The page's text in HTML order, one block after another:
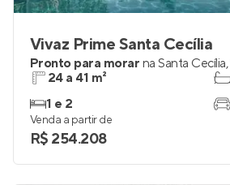
Vivaz Prime Santa Cecília
Pronto para morar na Santa Cecília,
24 a 41 m²
1 e 2
Venda a partir de
R$ 254.208